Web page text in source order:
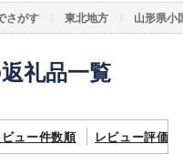
さがす 東北地方 山形県小
礼品一覧
ビュー件数順 レビュー評価順